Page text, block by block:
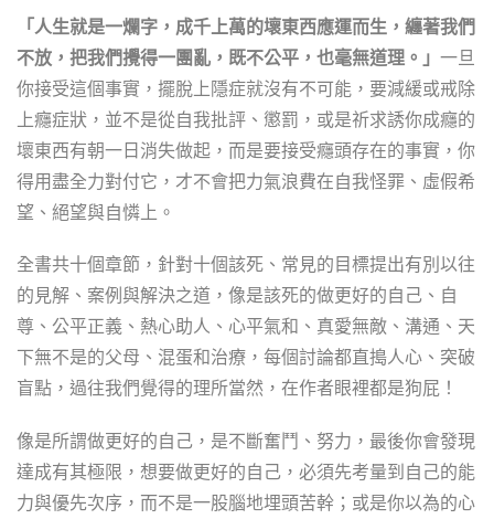
「人生就是一爛字，成千上萬的壞東西應運而生，纏著我們
不放，把我們攪得一團亂，既不公平，也毫無道理。」 一旦
你接受這個事實，擺脫上隱症就沒有不可能，要減緩或戒除
上癮症狀，並不是從自我批評、懲罰，或是祈求誘你成癮的
壞東西有朝一日消失做起，而是要接受癮頭存在的事實，你
得用盡全力對付它，才不會把力氣浪費在自我怪罪、虛假希
望、絕望與自憐上。
全書共十個章節，針對十個該死、常見的目標提出有別以往
的見解、案例與解決之道，像是該死的做更好的自己、自
尊、公平正義、熱心助人、心平氣和、真愛無敵、溝通、天
下無不是的父母、混蛋和治療，每個討論都直搗人心、突破
盲點，過往我們覺得的理所當然，在作者眼裡都是狗屁！
像是所謂做更好的自己，是不斷奮鬥、努力，最後你會發現
達成有其極限，想要做更好的自己，必須先考量到自己的能
力與優先次序，而不是一股腦地埋頭苦幹；或是你以為的心